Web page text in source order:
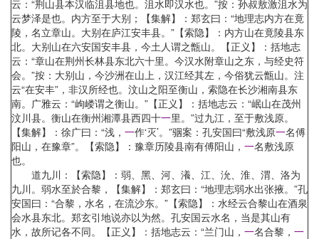
云：“荆山县本汉临沮县地也。沮水即汉水也。”按：孙叔敖激沮水为
云梦泽是也。内方至于大别；【集解】：郑玄曰：“地理志内方在竟
陵，名立章山。大别在庐江安丰县。”【索隐】：内方山在竟陵县东
北。大别山在六安国安丰县，今土人谓之甑山。【正义】：括地志
云：“章山在荆州长林县东北六十里。今汉水附章山之东，与经史符
会。”按：大别山，今沙洲在山上，汉江经其左，今俗犹云甑山。注
云“在安丰”，非汉所经也。汶山之阳至衡山，索隐在长沙湘南县东
南。广雅云：“岣嵝谓之衡山。”【正义】：括地志云：“岷山在茂州
汶川县。衡山在衡州湘潭县西四十一里。”过九江，至于敷浅原。
【集解】：徐广曰：“浅， 一作‘灭’。”骃案：孔安国曰“敷浅原一名傅
阳山，在豫章”。【索隐】：豫章历陵县南有傅阳山， 一名敷浅原
也。
道九川：【索隐】：弱、黑、河、瀁、江、沇、淮、渭、洛为
九川。弱水至於合黎，【集解】：郑玄曰：“地理志弱水出张掖。”孔
安国曰：“合黎，水名，在流沙东。”【索隐】：水经云合黎山在酒泉
会水县东北。郑玄引地说亦以为然。孔安国云水名，当是其山有
水，故所记各不同。【正义】：括地志云：“兰门山， 一名合黎， 一